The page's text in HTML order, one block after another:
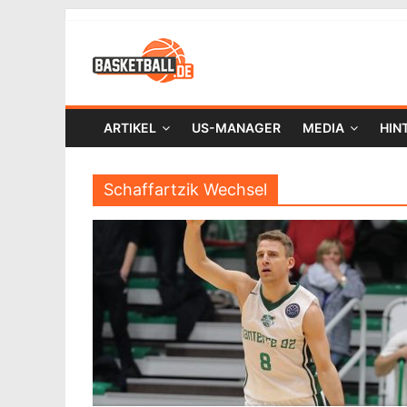
ARTIKEL US-MANAGER MEDIA
Schaffartzik Wechsel